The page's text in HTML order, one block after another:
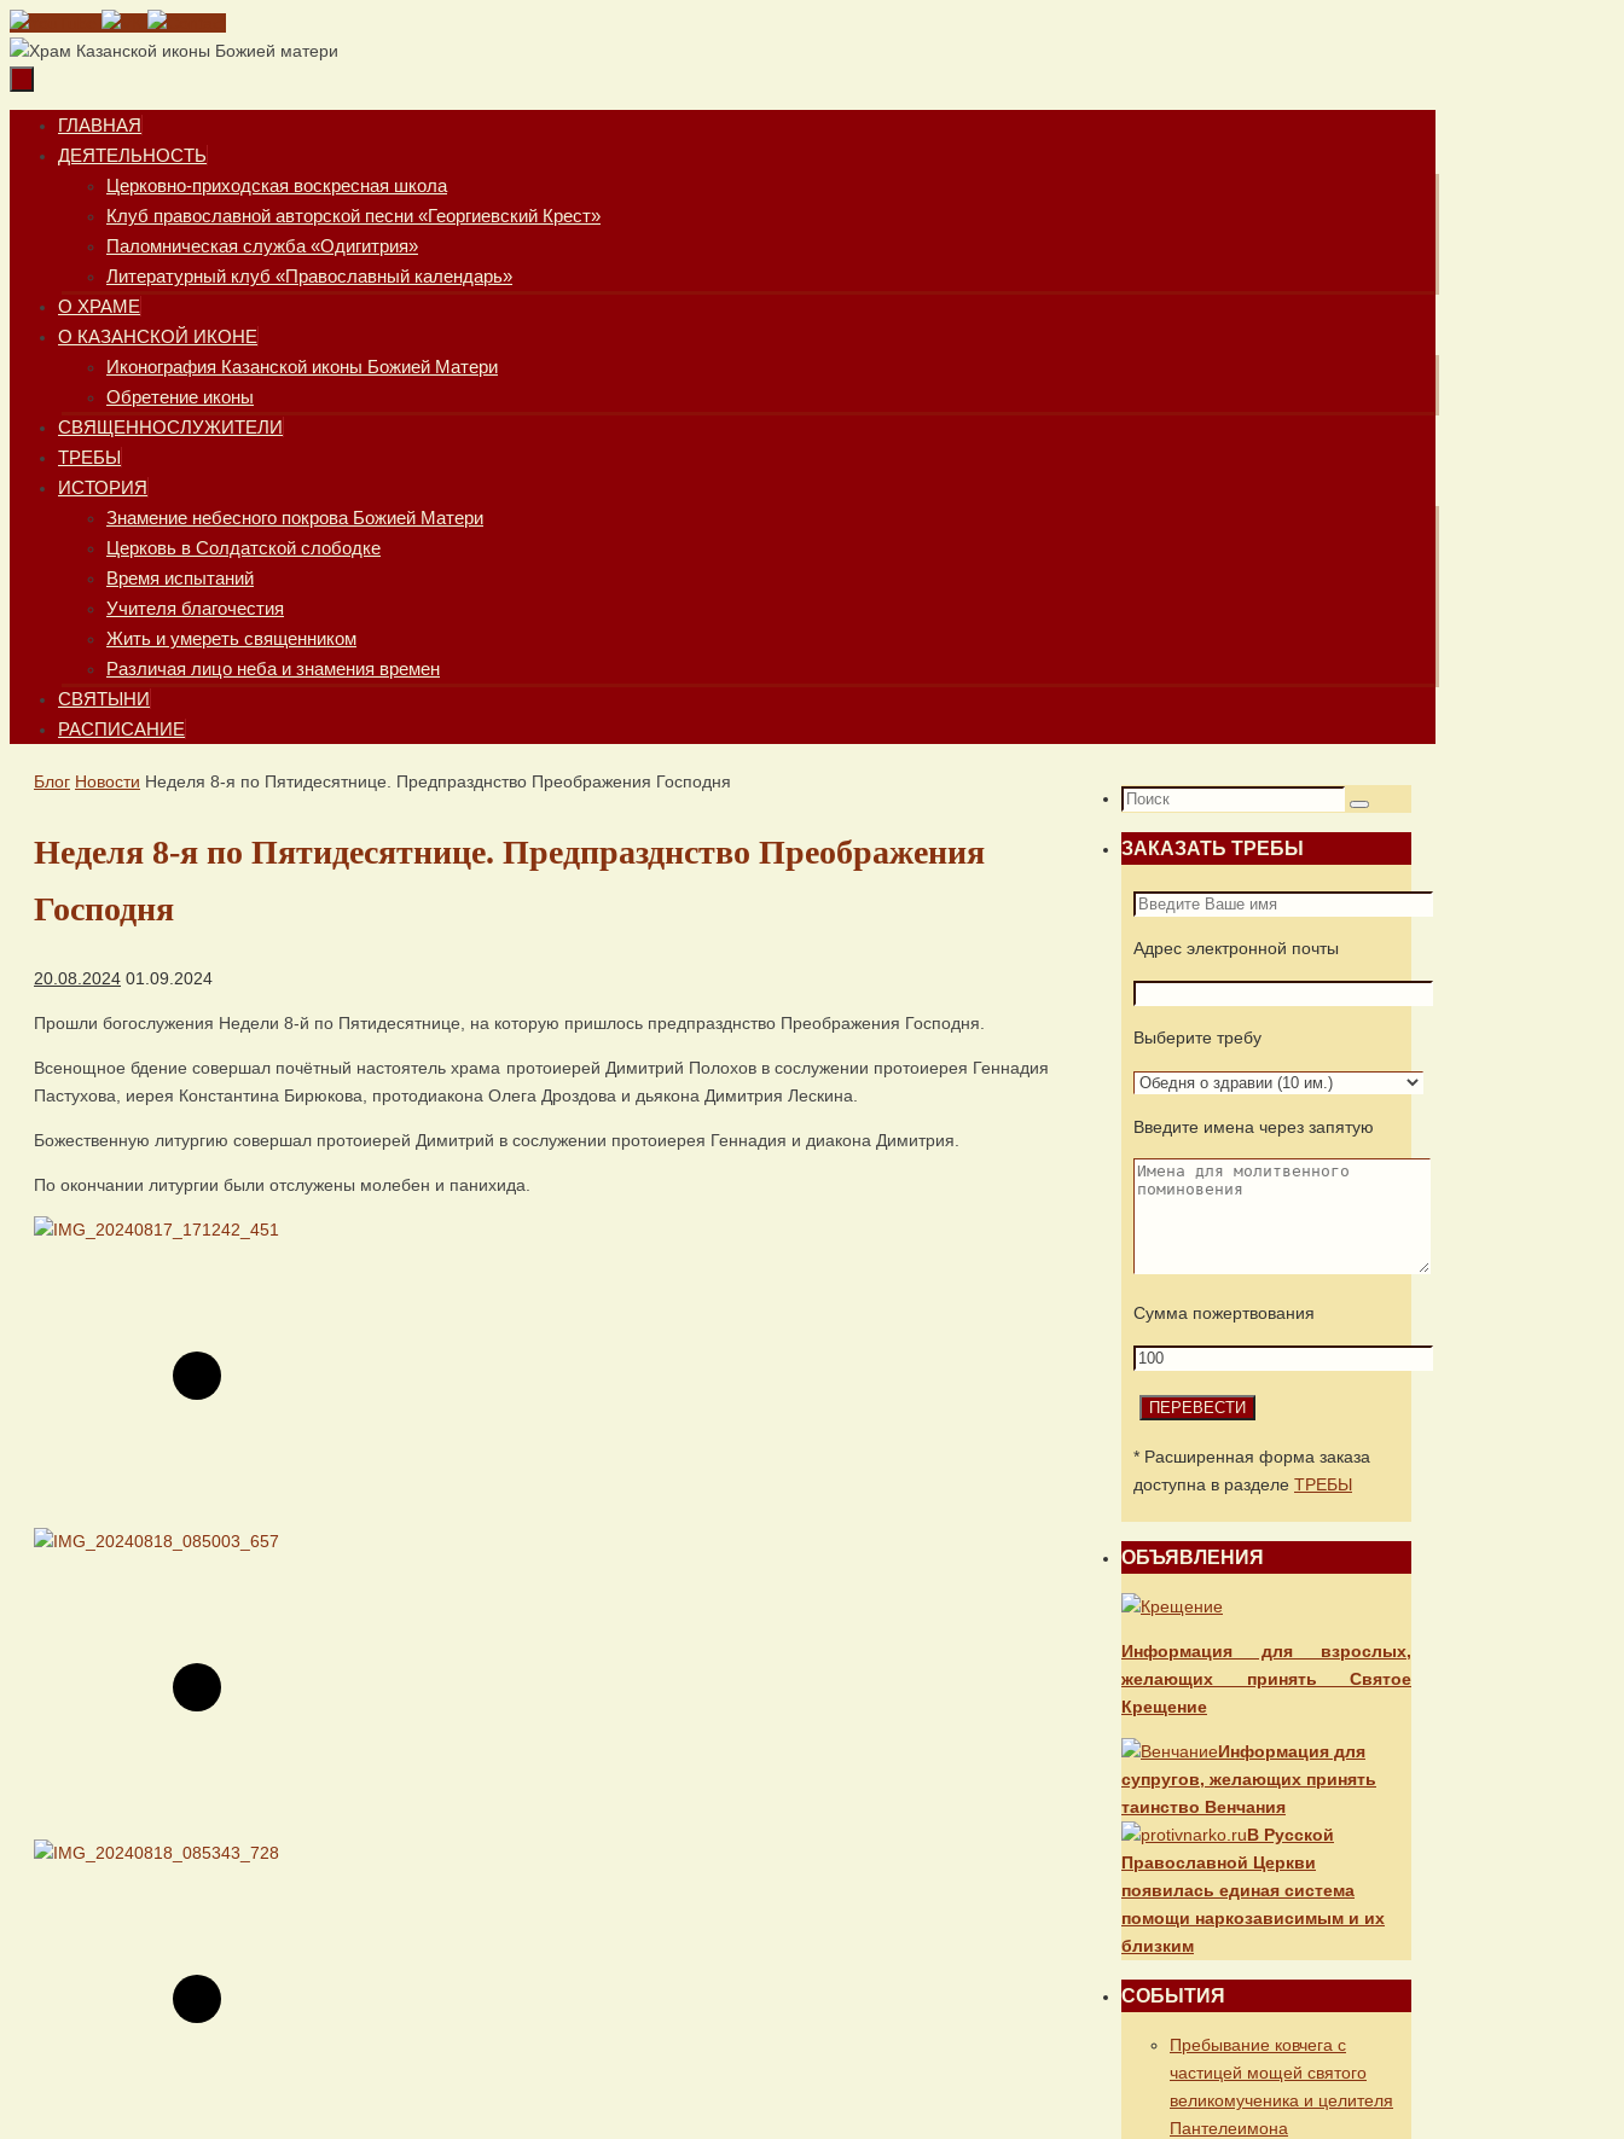
Перейти
к
Перейти
содержимому
ГЛАВНАЯ
ДЕЯТЕЛЬНОСТЬ
Церковно-приходская воскресная школа
Клуб православной авторской песни «Георгиевский Крест»
Паломническая служба «Одигитрия»
Литературный клуб «Православный календарь»
О ХРАМЕ
О КАЗАНСКОЙ ИКОНЕ
Иконография Казанской иконы Божией Матери
Обретение иконы
СВЯЩЕННОСЛУЖИТЕЛИ
ТРЕБЫ
ИСТОРИЯ
Знамение небесного покрова Божией Матери
Церковь в Солдатской слободке
Время испытаний
Учителя благочестия
Жить и умереть священником
Различая лицо неба и знамения времен
СВЯТЫНИ
РАСПИСАНИЕ
Главная
Блог Новости Неделя 8-я по Пятидесятнице. Предпразднство Преображения Господня
Неделя 8-я по Пятидесятнице. Предпразднство Преображения
Господня
20.08.2024 01.09.2024
Прошли богослужения Недели 8-й по Пятидесятнице, на которую пришлось предпразднство Преображения Господня.
Всенощное бдение совершал почётный настоятель храма протоиерей Димитрий Полохов в сослужении протоиерея Геннадия
Пастухова, иерея Константина Бирюкова, протодиакона Олега Дроздова и дьякона Димитрия Лескина.
Божественную литургию совершал протоиерей Димитрий в сослужении протоиерея Геннадия и диакона Димитрия.
По окончании литургии были отслужены молебен и панихида.
Что
Поиск
ЗАКАЗАТЬ ТРЕБЫ
Адрес электронной почты
Выберите требу
Введите имена через запятую
Сумма пожертвования
* Расширенная форма заказа
доступна в разделе ТРЕБЫ
ОБЪЯВЛЕНИЯ
Информация для взрослых,
желающих принять Святое
Крещение
Информация для
супругов, желающих принять
таинство Венчания
В Русской
Православной Церкви
появилась единая система
помощи наркозависимым и их
близким
СОБЫТИЯ
Пребывание ковчега с
частицей мощей святого
великомученика и целителя
Пантелеимона